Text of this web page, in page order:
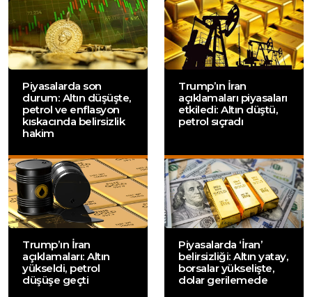
Piyasalarda son
durum: Altın düşüşte,
petrol ve enflasyon
kıskacında belirsizlik
hakim
Trump’ın İran
açıklamaları piyasaları
etkiledi: Altın düştü,
petrol sıçradı
Trump’ın İran
açıklamaları: Altın
yükseldi, petrol
düşüşe geçti
Piyasalarda ‘İran’
belirsizliği: Altın yatay,
borsalar yükselişte,
dolar gerilemede